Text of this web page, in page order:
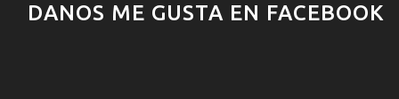
DANOS ME GUSTA EN FACEBOOK